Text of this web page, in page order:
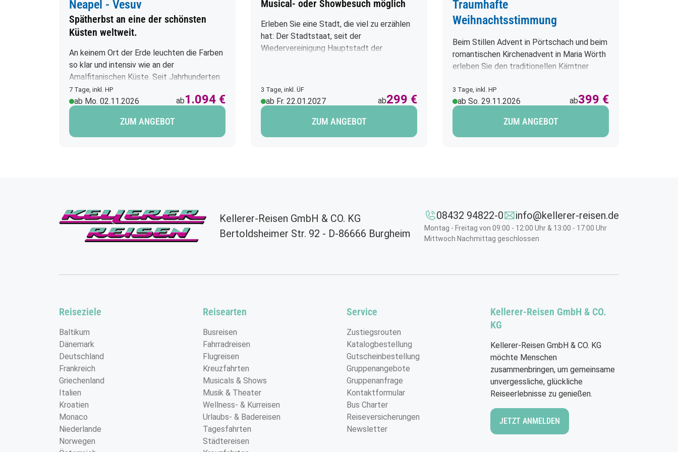
Weihnachtsmarkt in Leipzig, Deutschland
Neapel - Vesuv
Spätherbst an eine der schönsten
Küsten weltweit.
An keinem Ort der Erde leuchten die Farben
so klar und intensiv wie an der
Amalfitanischen Küste. Seit Jahrhunderten
zieht diese Region Besucher mit ihrem
eleganten Charme in ihren Bann. Malerische
Orte, das Meer in unglaublichen Nuancen
von tiefem Blau bis leuchtendem Grün,
zauberhafte Strände, kleine Inseln und die
aus und macht diese Reise zu einem
unvergesslichen Erlebnis.
7 Tage, inkl. HP
ab Mo. 02.11.2026 ab1.094 €
ZUM ANGEBOT
Musical- oder Showbesuch möglich
Erleben Sie eine Stadt, die viel zu erzählen
hat: Der Stadtstaat, seit der
Wiedervereinigung Hauptstadt der
bevölkerungsreichste Stadt der
Europäischen Union. Eine Städtereise nach
Berlin bringt Sie zu bekannten
Sehenswürdigkeiten wie dem
Brandenburger Tor, aber auch zu
etwas – Berlin lohnt immer einen Besuch!
3 Tage, inkl. ÜF
ab Fr. 22.01.2027 ab299 €
ZUM ANGEBOT
Traumhafte
Weihnachtsstimmung
Beim Stillen Advent in Pörtschach und beim
romantischen Kirchenadvent in Maria Wörth
erleben Sie den traditionellen Kärntner
Pyramidenkogel verzaubert der Advent über
den Wolken mit grenzenloser Aussicht in die
Landeshauptstadt Klagenfurt bietet alles,
was Sie sich von einem Christkindlmarkt in
3 Tage, inkl. HP
ab So. 29.11.2026 ab399 €
ZUM ANGEBOT
vom
Kellerer-Reisen GmbH & CO. KG
Bertoldsheimer Str. 92 - D-86666 Burgheim
08432 94822-0 info@kellerer-reisen.de
Montag - Freitag von 09:00 - 12:00 Uhr & 13:00 - 17:00 Uhr
Mittwoch Nachmittag geschlossen
Reiseziele
Baltikum
Dänemark
Deutschland
Frankreich
Griechenland
Italien
Kroatien
Monaco
Niederlande
Norwegen
Reisearten
Busreisen
Fahrradreisen
Flugreisen
Kreuzfahrten
Musicals & Shows
Musik & Theater
Wellness- & Kurreisen
Urlaubs- & Badereisen
Tagesfahrten
Städtereisen
Service
Zustiegsrouten
Katalogbestellung
Gutscheinbestellung
Gruppenangebote
Gruppenanfrage
Kontaktformular
Bus Charter
Reiseversicherungen
Newsletter
Kellerer-Reisen GmbH & CO.
KG
Kellerer-Reisen GmbH & CO. KG
möchte Menschen
zusammenbringen, um gemeinsame
unvergessliche, glückliche
Reiseerlebnisse zu genießen.
JETZT ANMELDEN